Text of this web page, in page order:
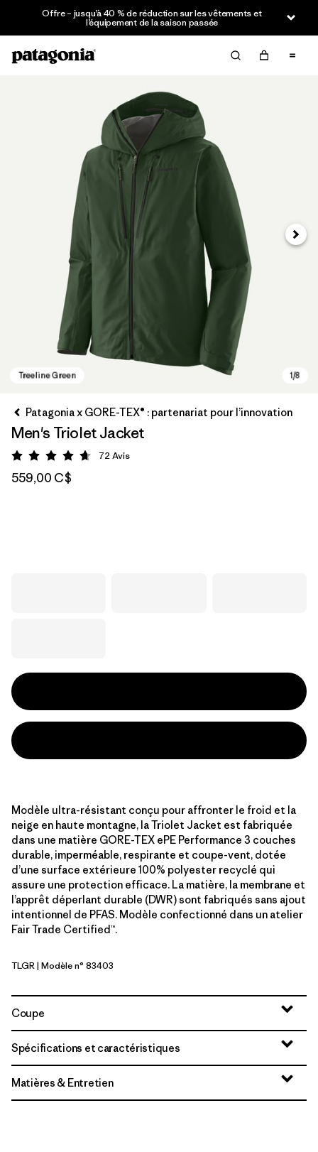
Offre – jusqu’à 40 % de réduction sur les vêtements et
l’équipement de la saison passée
Patagonia x GORE-TEX® : partenariat pour l’innovation
Men's Triolet Jacket
Évaluation: 4.7 / 5
72 Avis
559,00 C$
Modèle ultra-résistant conçu pour affronter le froid et la
neige en haute montagne, la Triolet Jacket est fabriquée
dans une matière GORE-TEX ePE Performance 3 couches
durable, imperméable, respirante et coupe-vent, dotée
d’une surface extérieure 100% polyester recyclé qui
assure une protection efficace. La matière, la membrane et
l’apprêt déperlant durable (DWR) sont fabriqués sans ajout
intentionnel de PFAS. Modèle confectionné dans un atelier
Fair Trade Certified™.
Treeline Green
TLGR| Modèle n° 83403
Coupe
Spécifications et caractéristiques
Matières & Entretien